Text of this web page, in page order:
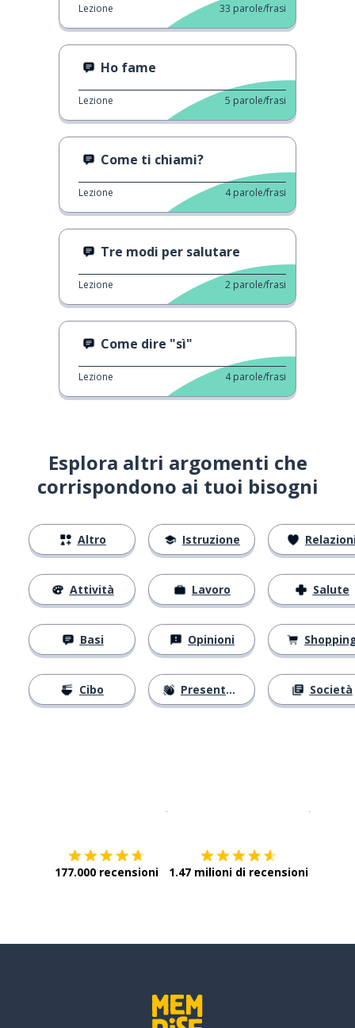
Lezione 33 parole/frasi
Ho fame
Lezione 5 parole/frasi
Come ti chiami?
Lezione 4 parole/frasi
Tre modi per salutare
Lezione 2 parole/frasi
Come dire "sì"
Lezione 4 parole/frasi
Esplora altri argomenti che
corrispondono ai tuoi bisogni
Altro
Attività
Basi
Cibo
Istruzione
Lavoro
Opinioni
Presentarsi
Salute
Società
177.000 recensioni 1.47 milioni di recensioni